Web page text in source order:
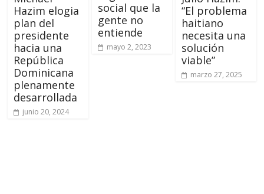
Hazim elogia
plan del
presidente
hacia una
República
Dominicana
plenamente
desarrollada
junio 20, 2024
social que la
gente no
entiende
mayo 2, 2023
“El problema
haitiano
necesita una
solución
viable”
marzo 27, 2025